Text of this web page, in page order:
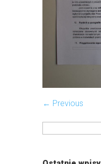
← Previous
Szukaj: